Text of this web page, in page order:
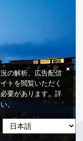
の解析、広告配信
トを閲覧いただく
要があります。詳
。